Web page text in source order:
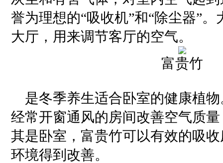
誉为理想的“吸收机”和“除尘器”
大厅，用来调节客厅的空气。
富贵竹
是冬季养生适合卧室的健康植
经常开窗通风的房间改善空气质
其是卧室，富贵竹可以有效的吸
环境得到改善。